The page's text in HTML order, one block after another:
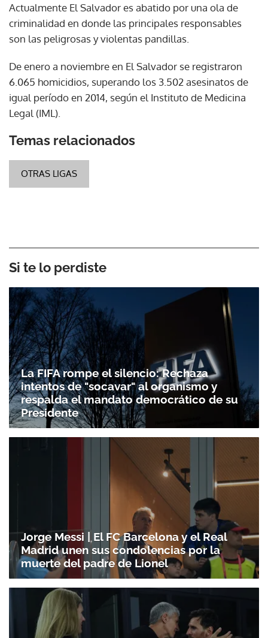
Actualmente El Salvador es abatido por una ola de
criminalidad en donde las principales responsables
son las peligrosas y violentas pandillas.
De enero a noviembre en El Salvador se registraron
6.065 homicidios, superando los 3.502 asesinatos de
igual período en 2014, según el Instituto de Medicina
Legal (IML).
Temas relacionados
OTRAS LIGAS
Si te lo perdiste
La FIFA rompe el silencio: Rechaza
intentos de "socavar" al organismo y
respalda el mandato democrático de su
Presidente
Jorge Messi | El FC Barcelona y el Real
Madrid unen sus condolencias por la
muerte del padre de Lionel